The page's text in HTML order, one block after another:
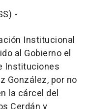
-
Institucional
al Gobierno el
Instituciones
González, por no
la cárcel del